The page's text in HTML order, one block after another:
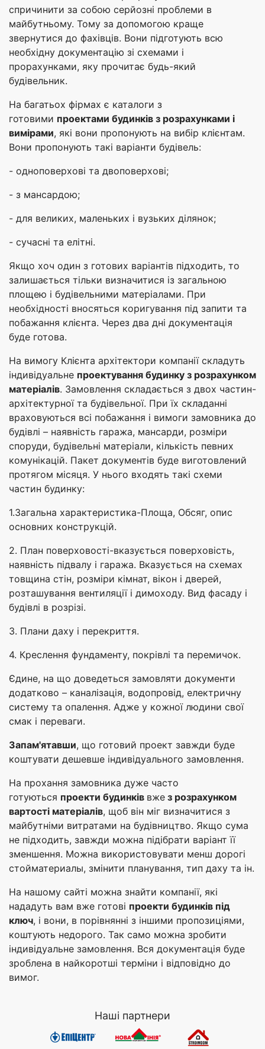
спричинити за собою серйозні проблеми в
майбутньому. Тому за допомогою краще
звернутися до фахівців. Вони підготують всю
необхідну документацію зі схемами і
прорахунками, яку прочитає будь-який
будівельник.
На багатьох фірмах є каталоги з
готовими проектами будинків з розрахунками і
вимірами, які вони пропонують на вибір клієнтам.
Вони пропонують такі варіанти будівель:
- одноповерхові та двоповерхові;
- з мансардою;
- для великих, маленьких і вузьких ділянок;
- сучасні та елітні.
Якщо хоч один з готових варіантів підходить, то
залишається тільки визначитися із загальною
площею і будівельними матеріалами. При
необхідності вносяться коригування під запити та
побажання клієнта. Через два дні документація
буде готова.
На вимогу Клієнта архітектори компанії складуть
індивідуальне проектування будинку з розрахунком
матеріалів. Замовлення складається з двох частин-
архітектурної та будівельної. При їх складанні
враховуються всі побажання і вимоги замовника до
будівлі – наявність гаража, мансарди, розміри
споруди, будівельні матеріали, кількість певних
комунікацій. Пакет документів буде виготовлений
протягом місяця. У нього входять такі схеми
частин будинку:
1.Загальна характеристика-Площа, Обсяг, опис
основних конструкцій.
2. План поверховості-вказується поверховість,
наявність підвалу і гаража. Вказується на схемах
товщина стін, розміри кімнат, вікон і дверей,
розташування вентиляції і димоходу. Вид фасаду і
будівлі в розрізі.
3. Плани даху і перекриття.
4. Креслення фундаменту, покрівлі та перемичок.
Єдине, на що доведеться замовляти документи
додатково – каналізація, водопровід, електричну
систему та опалення. Адже у кожної людини свої
смак і переваги.
Запам'ятавши, що готовий проект завжди буде
коштувати дешевше індивідуального замовлення.
На прохання замовника дуже часто
готуються проекти будинків вже з розрахунком
вартості матеріалів, щоб він міг визначитися з
майбутніми витратами на будівництво. Якщо сума
не підходить, завжди можна підібрати варіант її
зменшення. Можна використовувати менш дорогі
стойматериалы, змінити планування, тип даху та ін.
На нашому сайті можна знайти компанії, які
нададуть вам вже готові проекти будинків під
ключ, і вони, в порівнянні з іншими пропозиціями,
коштують недорого. Так само можна зробити
індивідуальне замовлення. Вся документація буде
зроблена в найкоротші терміни і відповідно до
вимог.
Наші партнери